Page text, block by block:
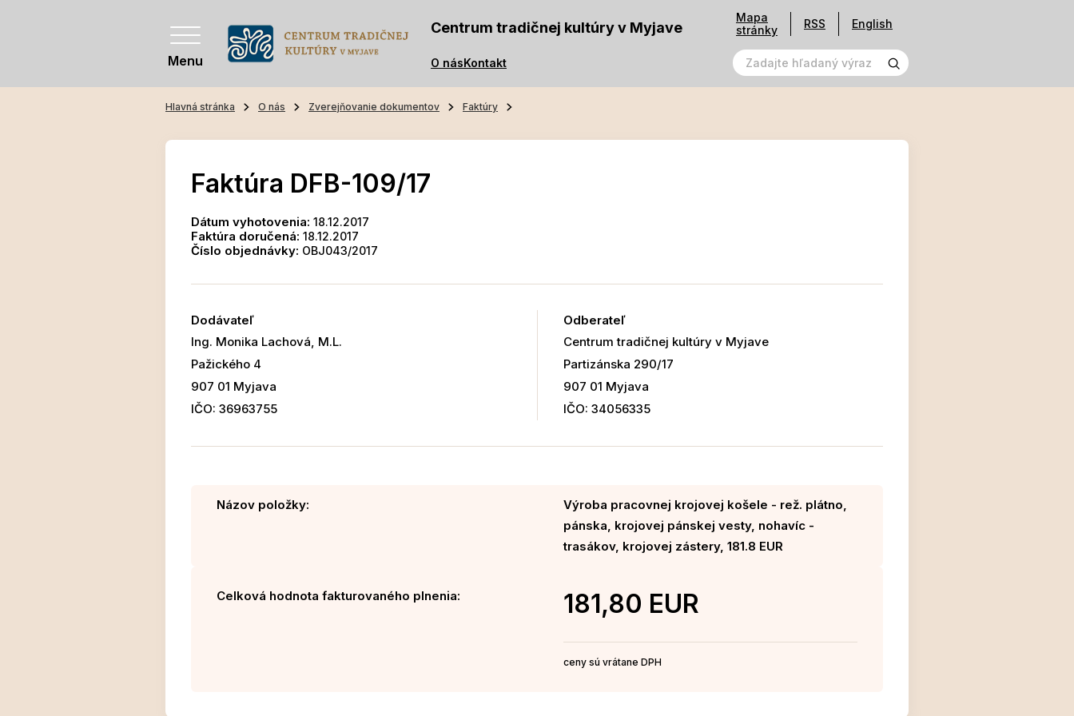
Menu
Centrum tradičnej kultúry v Myjave
O násKontakt
Mapa
stránky
RSS English
Hlavná stránka O nás Zverejňovanie dokumentov Faktúry
Faktúra DFB-109/17
Dátum vyhotovenia: 18.12.2017
Faktúra doručená: 18.12.2017
Číslo objednávky: OBJ043/2017
Dodávateľ
Ing. Monika Lachová, M.L.
Pažického 4
907 01 Myjava
IČO: 36963755
Odberateľ
Centrum tradičnej kultúry v Myjave
Partizánska 290/17
907 01 Myjava
IČO: 34056335
Názov položky:
Výroba pracovnej krojovej košele - rež. plátno,
pánska, krojovej pánskej vesty, nohavíc -
trasákov, krojovej zástery, 181.8 EUR
Celková hodnota fakturovaného plnenia: 181,80 EUR
ceny sú vrátane DPH